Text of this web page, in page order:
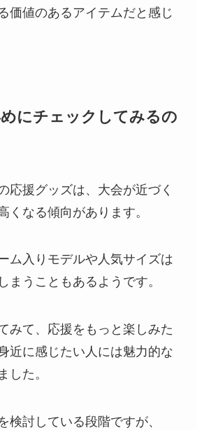
価値のあるアイテムだと感じ
にチェックしてみるの
応援グッズは、大会が近づく
くなる傾向があります。
ム入りモデルや人気サイズは
まうこともあるようです。
みて、応援をもっと楽しみた
近に感じたい人には魅力的な
した。
検討している段階ですが、